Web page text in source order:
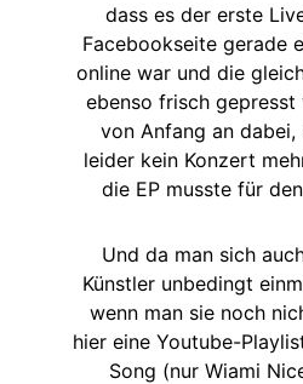
dass es der erste
Facebookseite gerade
online war und die
ebenso frisch gepresst
von Anfang an
leider kein Konzert
die EP musste für
Und da man sich
Künstler unbedingt
wenn man sie noch
hier eine Youtube-
Song (nur Wiami